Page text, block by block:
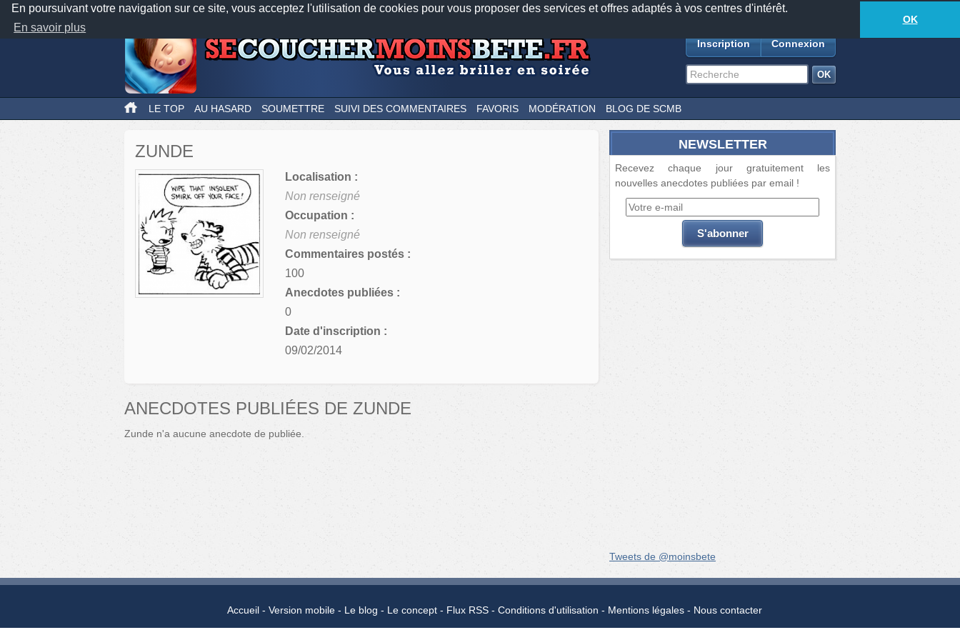
En poursuivant votre navigation sur ce site, vous acceptez l'utilisation de cookies pour vous proposer des services et offres adaptés à vos centres d'intérêt.
En savoir plus
OK
Nos applications mobiles Newsletter Facebook
TwitterFeeds18889anecdotes-517lecteurs connectés
Inscription Connexion
LE TOP AU HASARD SOUMETTRE SUIVI DES COMMENTAIRES FAVORIS MODÉRATION BLOG DE SCMB
ZUNDE
Localisation :
Non renseigné
Occupation :
Non renseigné
Commentaires postés :
100
Anecdotes publiées :
0
Date d'inscription :
09/02/2014
ANECDOTES PUBLIÉES DE ZUNDE
Zunde n'a aucune anecdote de publiée.
NEWSLETTER
Recevez chaque jour gratuitement les
nouvelles anecdotes publiées par email !
Tweets de @moinsbete
Accueil Version mobile Le blog Le concept Flux RSS Conditions d'utilisation Mentions légales Nous contacter